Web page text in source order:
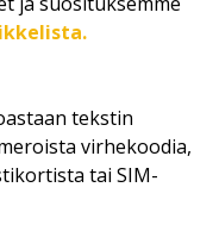
tekstin
virhekoodia,
tai SIM-